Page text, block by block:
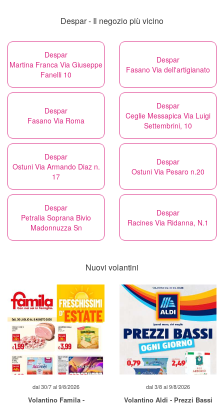
Despar - Il negozio più vicino
Despar
Martina Franca Via Giuseppe
Fanelli 10
Despar
Fasano Via dell'artigianato
Despar
Fasano Via Roma
Despar
Ceglie Messapica Via Luigi
Settembrini, 10
Despar
Ostuni Via Armando Diaz n.
17
Despar
Ostuni Via Pesaro n.20
Despar
Petralia Soprana Bivio
Madonnuzza Sn
Despar
Racines Via Ridanna, N.1
Nuovi volantini
dal 30/7 al 9/8/2026
Volantino Famila -
dal 3/8 al 9/8/2026
Volantino Aldi - Prezzi Bassi